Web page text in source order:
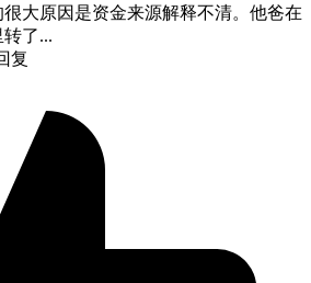
大原因是资金来源解释不清。他爸在
了...
复